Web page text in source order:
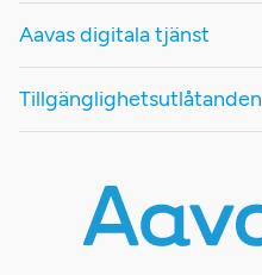
Aavas digitala tjänst
Tillgänglighetsutlåtanden